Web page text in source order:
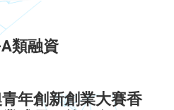
類融資
年創新創業大賽香